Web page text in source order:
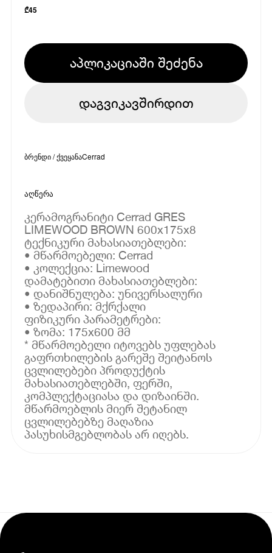
₾45
აპლიკაციაში შეძენა
დაგვიკავშირდით
ბრენდი / ქვეყანაCerrad
აღწერა
კერამოგრანიტი Cerrad GRES
LIMEWOOD BROWN 600x175x8
ტექნიკური მახასიათებლები:
• მწარმოებელი: Cerrad
• კოლექცია: Limewood
დამატებითი მახასიათებლები:
• დანიშნულება: უნივერსალური
• ზედაპირი: მქრქალი
ფიზიკური პარამეტრები:
• ზომა: 175x600 მმ
* მწარმოებელი იტოვებს უფლებას
გაფრთხილების გარეშე შეიტანოს
ცვლილებები პროდუქტის
მახასიათებლებში, ფერში,
კომპლექტაციასა და დიზაინში.
მწარმოებლის მიერ შეტანილ
ცვლილებებზე მაღაზია
პასუხისმგებლობას არ იღებს.